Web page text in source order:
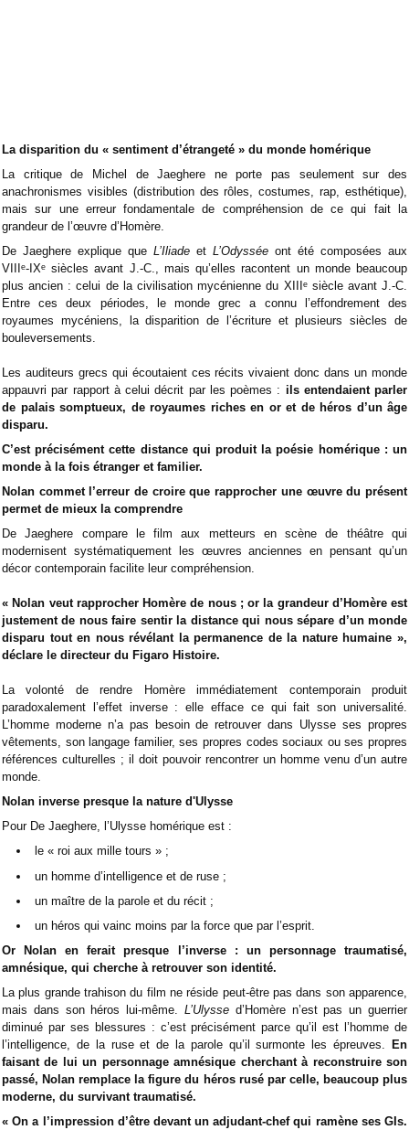
La disparition du « sentiment d’étrangeté » du monde homérique
La critique de Michel de Jaeghere ne porte pas seulement sur des
anachronismes visibles (distribution des rôles, costumes, rap, esthétique),
mais sur une erreur fondamentale de compréhension de ce qui fait la
grandeur de l’œuvre d’Homère.
De Jaeghere explique que L’Iliade et L’Odyssée ont été composées aux
VIIIᵉ-IXᵉ siècles avant J.-C., mais qu’elles racontent un monde beaucoup
plus ancien : celui de la civilisation mycénienne du XIIIᵉ siècle avant J.-C.
Entre ces deux périodes, le monde grec a connu l’effondrement des
royaumes mycéniens, la disparition de l’écriture et plusieurs siècles de
bouleversements.
Les auditeurs grecs qui écoutaient ces récits vivaient donc dans un monde
appauvri par rapport à celui décrit par les poèmes : ils entendaient parler
de palais somptueux, de royaumes riches en or et de héros d’un âge
disparu.
C’est précisément cette distance qui produit la poésie homérique : un
monde à la fois étranger et familier.
Nolan commet l’erreur de croire que rapprocher une œuvre du présent
permet de mieux la comprendre
De Jaeghere compare le film aux metteurs en scène de théâtre qui
modernisent systématiquement les œuvres anciennes en pensant qu’un
décor contemporain facilite leur compréhension.
« Nolan veut rapprocher Homère de nous ; or la grandeur d’Homère est
justement de nous faire sentir la distance qui nous sépare d’un monde
disparu tout en nous révélant la permanence de la nature humaine »,
déclare le directeur du Figaro Histoire.
La volonté de rendre Homère immédiatement contemporain produit
paradoxalement l’effet inverse : elle efface ce qui fait son universalité.
L’homme moderne n’a pas besoin de retrouver dans Ulysse ses propres
vêtements, son langage familier, ses propres codes sociaux ou ses propres
références culturelles ; il doit pouvoir rencontrer un homme venu d’un autre
monde.
Nolan inverse presque la nature d'Ulysse
Pour De Jaeghere, l’Ulysse homérique est :
le « roi aux mille tours » ;
un homme d’intelligence et de ruse ;
un maître de la parole et du récit ;
un héros qui vainc moins par la force que par l’esprit.
Or Nolan en ferait presque l’inverse : un personnage traumatisé,
amnésique, qui cherche à retrouver son identité.
La plus grande trahison du film ne réside peut-être pas dans son apparence,
mais dans son héros lui-même. L’Ulysse d’Homère n’est pas un guerrier
diminué par ses blessures : c’est précisément parce qu’il est l’homme de
l’intelligence, de la ruse et de la parole qu’il surmonte les épreuves.
En
faisant de lui un personnage amnésique cherchant à reconstruire son
passé, Nolan remplace la figure du héros rusé par celle, beaucoup plus
moderne, du survivant traumatisé.
« On a l’impression d’être devant un adjudant-chef qui ramène ses GIs.